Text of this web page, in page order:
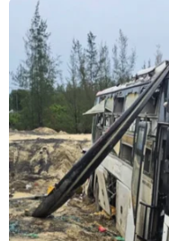
06/08/2026 04:13
Đẹp nao
hoa súng trên dòng
Ninh Bình
06/08/2026 02:13
Du lịch 2/9: Điểm
Việt được “sống